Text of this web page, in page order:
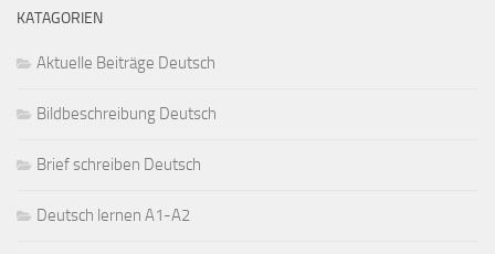
KATAGORIEN
Aktuelle Beiträge Deutsch
Bildbeschreibung Deutsch
Brief schreiben Deutsch
Deutsch lernen A1-A2